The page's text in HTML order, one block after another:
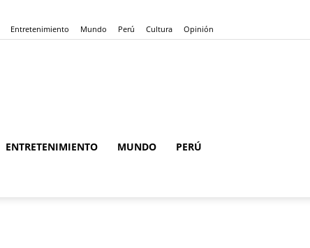
Entretenimiento Mundo Perú Cultura Opinión
ENTRETENIMIENTO MUNDO PERÚ